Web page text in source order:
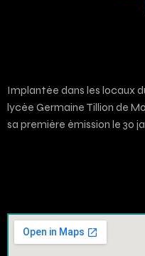
Implantée dans les locaux
lycée Germaine Tillion de
sa première émission le 30